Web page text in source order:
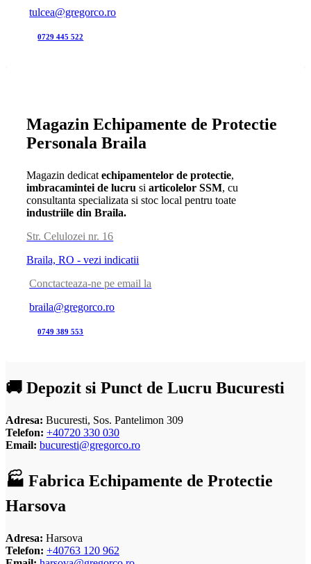
tulcea@gregorco.ro
0729 445 522
Magazin Echipamente de Protectie
Personala Braila
Magazin dedicatechipamentelor de protectie,
imbracamintei de lucru siarticolelor SSM, cu
consultanta specializata si stoc local pentru toate
industriile din Braila.
Str. Celulozei nr. 16
Braila, RO - vezi indicatii
Conctacteaza-ne pe email la
braila@gregorco.ro
0749 389 553
🚚 Depozit si Punct de Lucru Bucuresti
Adresa: Bucuresti, Sos. Pantelimon 309
Telefon: +40720 330 030
Email: bucuresti@gregorco.ro
🏭 Fabrica Echipamente de Protectie
Harsova
Adresa: Harsova
Telefon: +40763 120 962